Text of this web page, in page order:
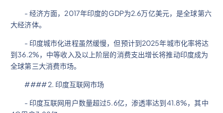
- 经济方面，2017年印度的GDP为2.6万亿美元，是全球第六
大经济体。
- 印度城市化进程虽然缓慢，但预计到2025年城市化率将达
到36.2%，中等收入及以上阶层的消费支出增长将推动印度成为
全球第三大消费市场。
#### 2. 印度互联网市场
- 印度互联网用户数量超过5.6亿，渗透率达到41.8%，其中